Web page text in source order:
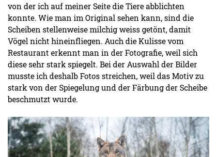
von der ich auf meiner Seite die Tiere abblichten
konnte. Wie man im Original sehen kann, sind die
Scheiben stellenweise milchig weiss getönt, damit
Vögel nicht hineinfliegen. Auch die Kulisse vom
Restaurant erkennt man in der Fotografie, weil sich
diese sehr stark spiegelt. Bei der Auswahl der Bilder
musste ich deshalb Fotos streichen, weil das Motiv zu
stark von der Spiegelung und der Färbung der Scheibe
beschmutzt wurde.